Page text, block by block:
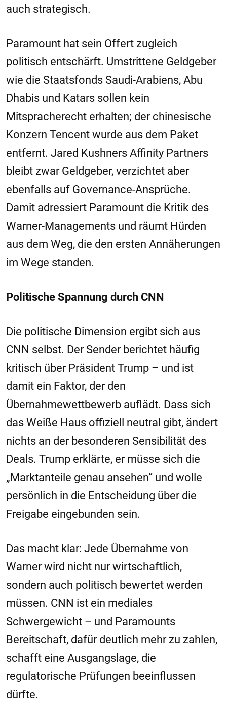
auch strategisch.
Paramount hat sein Offert zugleich
politisch entschärft. Umstrittene Geldgeber
wie die Staatsfonds Saudi-Arabiens, Abu
Dhabis und Katars sollen kein
Mitspracherecht erhalten; der chinesische
Konzern Tencent wurde aus dem Paket
entfernt. Jared Kushners Affinity Partners
bleibt zwar Geldgeber, verzichtet aber
ebenfalls auf Governance-Ansprüche.
Damit adressiert Paramount die Kritik des
Warner-Managements und räumt Hürden
aus dem Weg, die den ersten Annäherungen
im Wege standen.
Politische Spannung durch CNN
Die politische Dimension ergibt sich aus
CNN selbst. Der Sender berichtet häufig
kritisch über Präsident Trump – und ist
damit ein Faktor, der den
Übernahmewettbewerb auflädt. Dass sich
das Weiße Haus offiziell neutral gibt, ändert
nichts an der besonderen Sensibilität des
Deals. Trump erklärte, er müsse sich die
„Marktanteile genau ansehen“ und wolle
persönlich in die Entscheidung über die
Freigabe eingebunden sein.
Das macht klar: Jede Übernahme von
Warner wird nicht nur wirtschaftlich,
sondern auch politisch bewertet werden
müssen. CNN ist ein mediales
Schwergewicht – und Paramounts
Bereitschaft, dafür deutlich mehr zu zahlen,
schafft eine Ausgangslage, die
regulatorische Prüfungen beeinflussen
dürfte.